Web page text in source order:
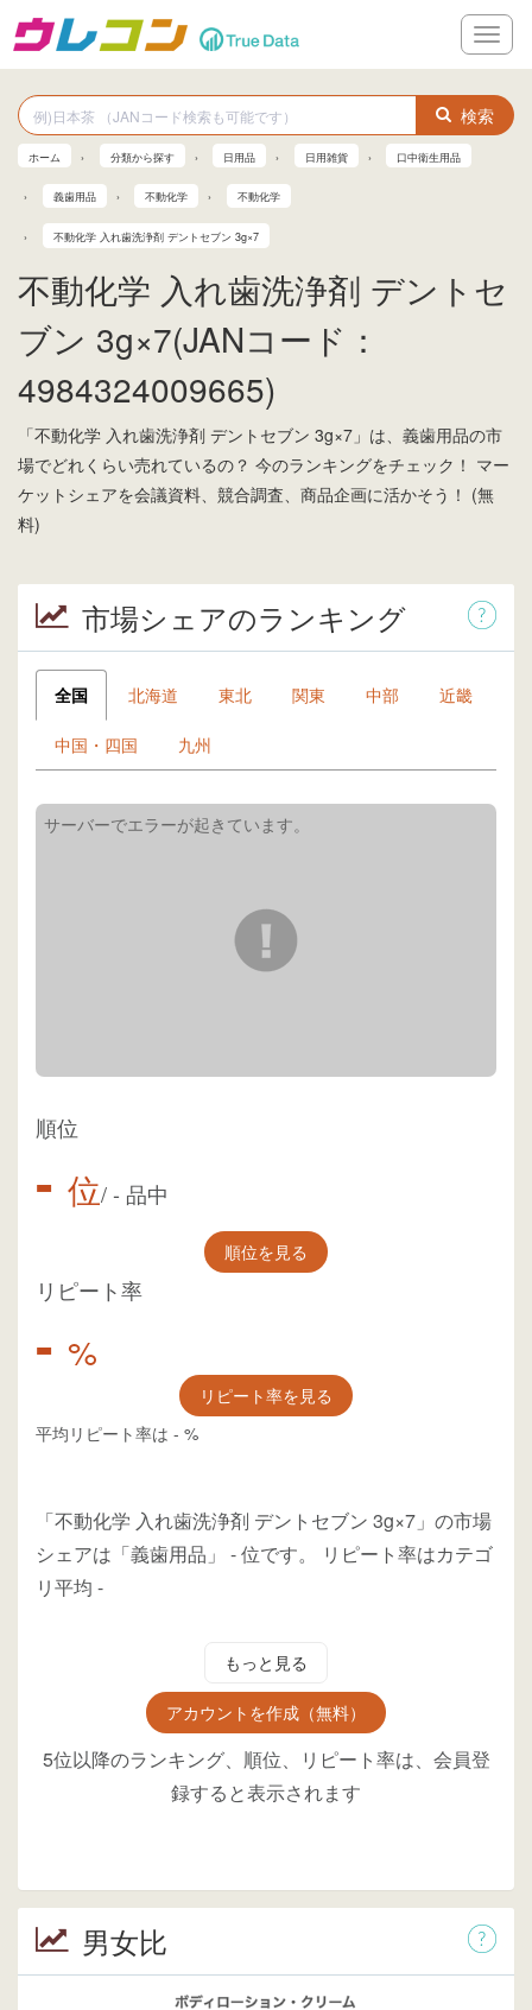
メ
ニ
ー
検索
ホーム 分類から探す 日用品 日用雑貨 口中衛生用品
義歯用品 不動化学 不動化学
不動化学 入れ歯洗浄剤 デントセブン 3g×7
不動化学 入れ歯洗浄剤 デントセ
ブン 3g×7(JANコード：
4984324009665)
「不動化学 入れ歯洗浄剤 デントセブン 3g×7」は、義歯用品の市
場でどれくらい売れているの？ 今のランキングをチェック！ マー
ケットシェアを会議資料、競合調査、商品企画に活かそう！ (無
料)
市場シェアのランキング
全国 北海道 東北 関東 中部 近畿
中国・四国 九州
順位
- 位/- 品中
順位を見る
リピート率
- %
リピート率を見る
平均リピート率は - %
「不動化学 入れ歯洗浄剤 デントセブン 3g×7」の市場
シェアは「義歯用品」 -位です。
リピート率はカテゴ
リ平均 -
もっと見る
アカウントを作成（無料）
5位以降のランキング、順位、リピート率は、会員登
録すると表示されます
男女比